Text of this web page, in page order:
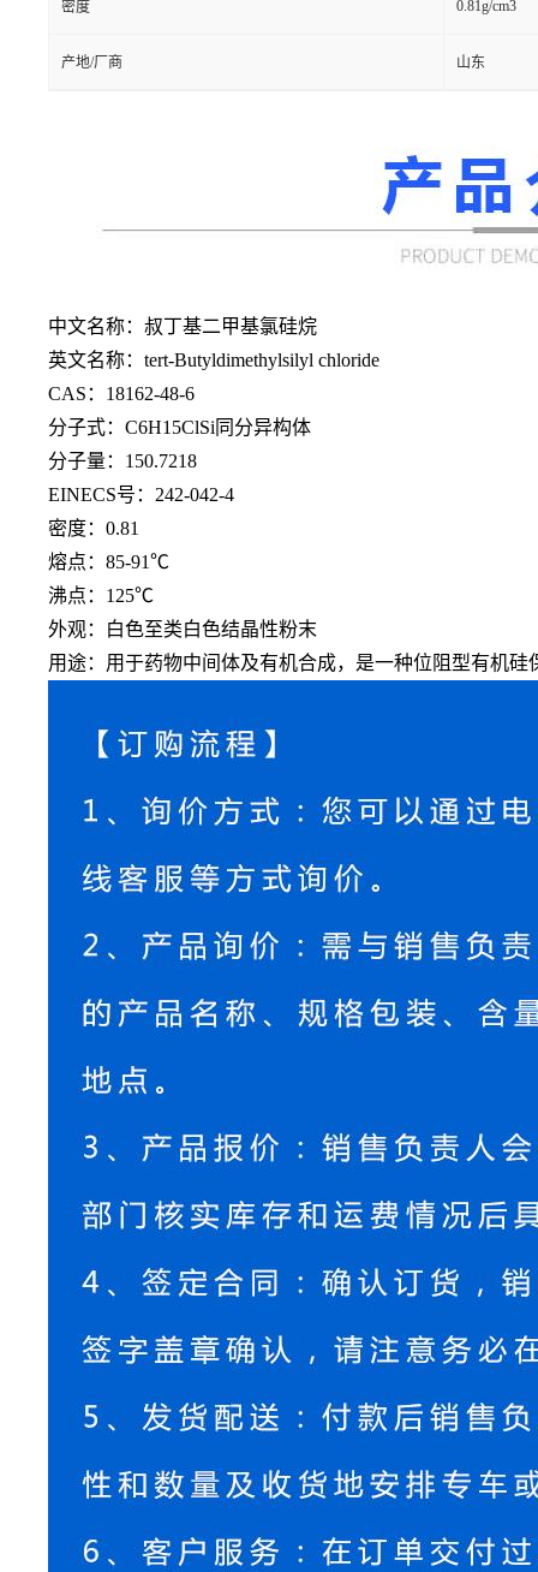
密度 0.81g/cm3
产地/厂商 山东
中文名称：叔丁基二甲基氯硅烷
英文名称： tert-Butyldimethylsilyl chloride
CAS：18162-48-6
分子式： C6H15ClSi同分异构体
分子量： 150.7218
EINECS号：242-042-4
密度： 0.81
熔点： 85-91℃
沸点： 125℃
外观：白色至类白色结晶性粉末
用途：用于药物中间体及有机合成，是一种位阻型有机